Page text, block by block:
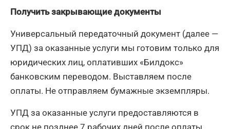
Получить закрывающие документы
Универсальный передаточный документ (далее —
УПД) за оказанные услуги мы готовим только для
юридических лиц, оплативших «Билдокс»
банковским переводом. Выставляем после
оплаты. Не отправляем бумажные экземпляры.
УПД за оказанные услуги предоставляются в
срок не позднее 7 рабочих дней после оплаты